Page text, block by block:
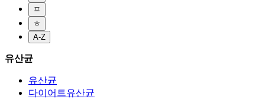
ㅍ
ㅎ
A-Z
유산균
유산균
다이어트유산균